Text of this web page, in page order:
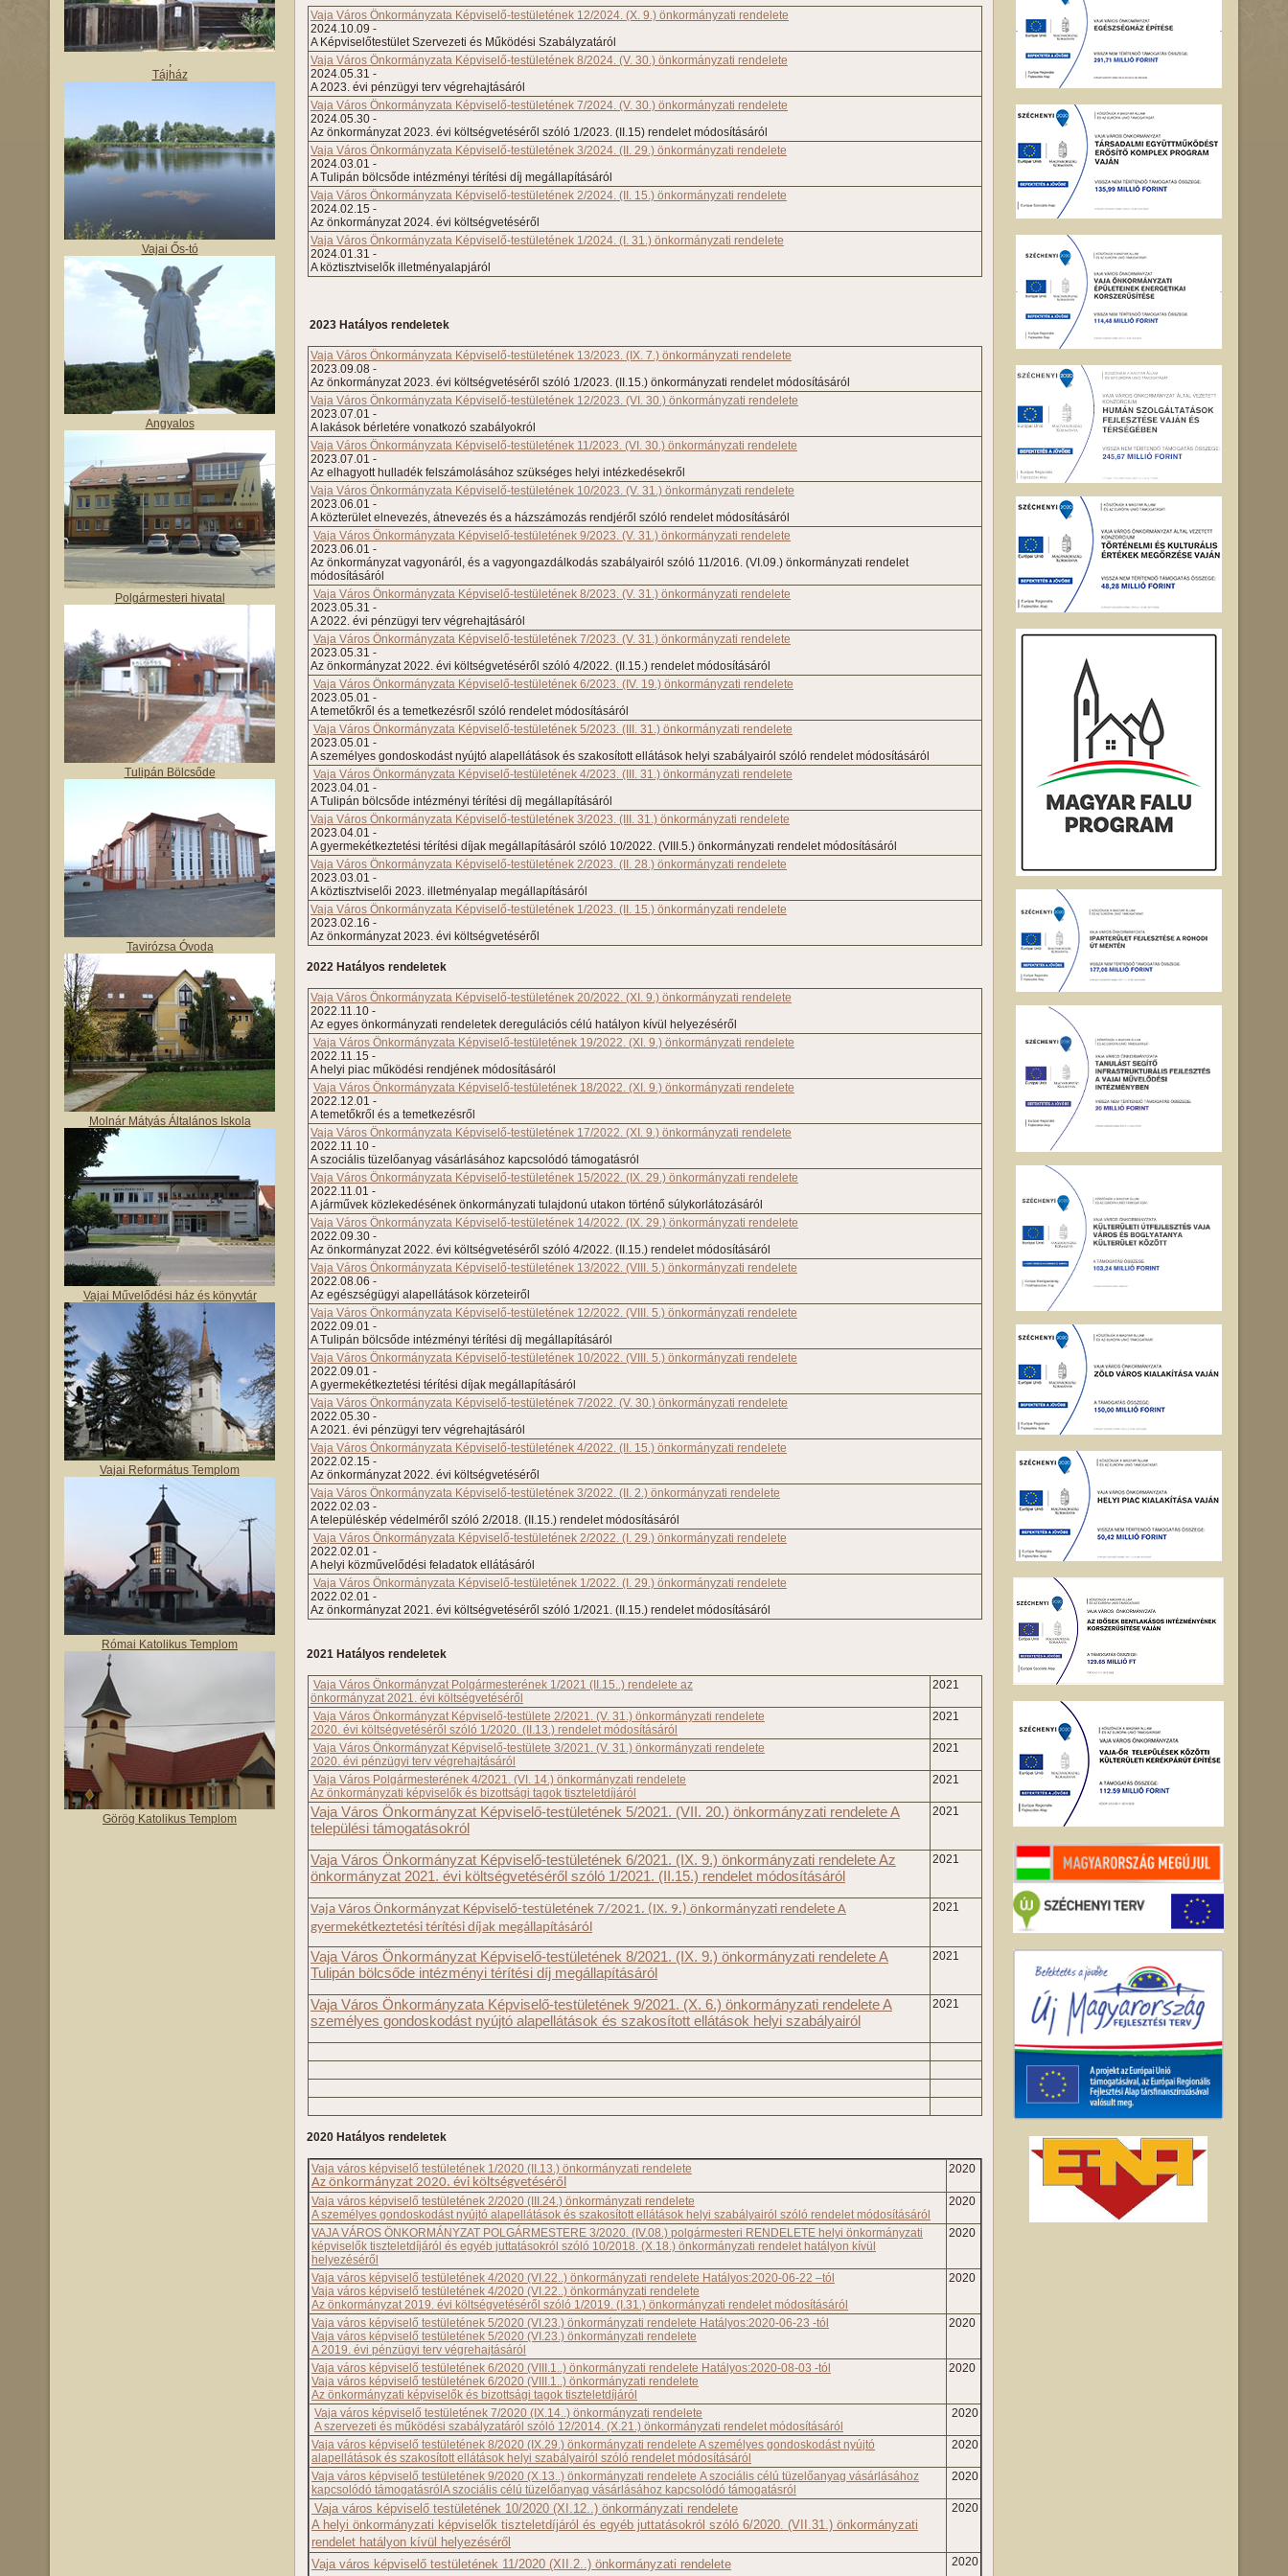
,
Tájház
Vajai Ős-tó
Angyalos
Polgármesteri hivatal
Tulipán Bölcsőde
Tavirózsa Óvoda
Molnár Mátyás Általános Iskola
Vajai Művelődési ház és könyvtár
Vajai Református Templom
Római Katolikus Templom
Görög Katolikus Templom
Vaja Város Önkormányzata Képviselő-testületének 12/2024. (X. 9.) önkormányzati rendelete
2024.10.09 -
A Képviselőtestület Szervezeti és Működési Szabályzatáról
Vaja Város Önkormányzata Képviselő-testületének 8/2024. (V. 30.) önkormányzati rendelete
2024.05.31 -
A 2023. évi pénzügyi terv végrehajtásáról
Vaja Város Önkormányzata Képviselő-testületének 7/2024. (V. 30.) önkormányzati rendelete
2024.05.30 -
Az önkormányzat 2023. évi költségvetéséről szóló 1/2023. (II.15) rendelet módosításáról
Vaja Város Önkormányzata Képviselő-testületének 3/2024. (II. 29.) önkormányzati rendelete
2024.03.01 -
A Tulipán bölcsőde intézményi térítési díj megállapításáról
Vaja Város Önkormányzata Képviselő-testületének 2/2024. (II. 15.) önkormányzati rendelete
2024.02.15 -
Az önkormányzat 2024. évi költségvetéséről
Vaja Város Önkormányzata Képviselő-testületének 1/2024. (I. 31.) önkormányzati rendelete
2024.01.31 -
A köztisztviselők illetményalapjáról
2023 Hatályos rendeletek
Vaja Város Önkormányzata Képviselő-testületének 13/2023. (IX. 7.) önkormányzati rendelete
2023.09.08 -
Az önkormányzat 2023. évi költségvetéséről szóló 1/2023. (II.15.) önkormányzati rendelet módosításáról
Vaja Város Önkormányzata Képviselő-testületének 12/2023. (VI. 30.) önkormányzati rendelete
2023.07.01 -
A lakások bérletére vonatkozó szabályokról
Vaja Város Önkormányzata Képviselő-testületének 11/2023. (VI. 30.) önkormányzati rendelete
2023.07.01 -
Az elhagyott hulladék felszámolásához szükséges helyi intézkedésekről
Vaja Város Önkormányzata Képviselő-testületének 10/2023. (V. 31.) önkormányzati rendelete
2023.06.01 -
A közterület elnevezés, átnevezés és a házszámozás rendjéről szóló rendelet módosításáról
Vaja Város Önkormányzata Képviselő-testületének 9/2023. (V. 31.) önkormányzati rendelete
2023.06.01 -
Az önkormányzat vagyonáról, és a vagyongazdálkodás szabályairól szóló 11/2016. (VI.09.) önkormányzati rendelet
módosításáról
Vaja Város Önkormányzata Képviselő-testületének 8/2023. (V. 31.) önkormányzati rendelete
2023.05.31 -
A 2022. évi pénzügyi terv végrehajtásáról
Vaja Város Önkormányzata Képviselő-testületének 7/2023. (V. 31.) önkormányzati rendelete
2023.05.31 -
Az önkormányzat 2022. évi költségvetéséről szóló 4/2022. (II.15.) rendelet módosításáról
Vaja Város Önkormányzata Képviselő-testületének 6/2023. (IV. 19.) önkormányzati rendelete
2023.05.01 -
A temetőkről és a temetkezésről szóló rendelet módosításáról
Vaja Város Önkormányzata Képviselő-testületének 5/2023. (III. 31.) önkormányzati rendelete
2023.05.01 -
A személyes gondoskodást nyújtó alapellátások és szakosított ellátások helyi szabályairól szóló rendelet módosításáról
Vaja Város Önkormányzata Képviselő-testületének 4/2023. (III. 31.) önkormányzati rendelete
2023.04.01 -
A Tulipán bölcsőde intézményi térítési díj megállapításáról
Vaja Város Önkormányzata Képviselő-testületének 3/2023. (III. 31.) önkormányzati rendelete
2023.04.01 -
A gyermekétkeztetési térítési díjak megállapításáról szóló 10/2022. (VIII.5.) önkormányzati rendelet módosításáról
Vaja Város Önkormányzata Képviselő-testületének 2/2023. (II. 28.) önkormányzati rendelete
2023.03.01 -
A köztisztviselői 2023. illetményalap megállapításáról
Vaja Város Önkormányzata Képviselő-testületének 1/2023. (II. 15.) önkormányzati rendelete
2023.02.16 -
Az önkormányzat 2023. évi költségvetéséről
2022 Hatályos rendeletek
Vaja Város Önkormányzata Képviselő-testületének 20/2022. (XI. 9.) önkormányzati rendelete
2022.11.10 -
Az egyes önkormányzati rendeletek deregulációs célú hatályon kívül helyezéséről
Vaja Város Önkormányzata Képviselő-testületének 19/2022. (XI. 9.) önkormányzati rendelete
2022.11.15 -
A helyi piac működési rendjének módosításáról
Vaja Város Önkormányzata Képviselő-testületének 18/2022. (XI. 9.) önkormányzati rendelete
2022.12.01 -
A temetőkről és a temetkezésről
Vaja Város Önkormányzata Képviselő-testületének 17/2022. (XI. 9.) önkormányzati rendelete
2022.11.10 -
A szociális tüzelőanyag vásárlásához kapcsolódó támogatásról
Vaja Város Önkormányzata Képviselő-testületének 15/2022. (IX. 29.) önkormányzati rendelete
2022.11.01 -
A járművek közlekedésének önkormányzati tulajdonú utakon történő súlykorlátozásáról
Vaja Város Önkormányzata Képviselő-testületének 14/2022. (IX. 29.) önkormányzati rendelete
2022.09.30 -
Az önkormányzat 2022. évi költségvetéséről szóló 4/2022. (II.15.) rendelet módosításáról
Vaja Város Önkormányzata Képviselő-testületének 13/2022. (VIII. 5.) önkormányzati rendelete
2022.08.06 -
Az egészségügyi alapellátások körzeteiről
Vaja Város Önkormányzata Képviselő-testületének 12/2022. (VIII. 5.) önkormányzati rendelete
2022.09.01 -
A Tulipán bölcsőde intézményi térítési díj megállapításáról
Vaja Város Önkormányzata Képviselő-testületének 10/2022. (VIII. 5.) önkormányzati rendelete
2022.09.01 -
A gyermekétkeztetési térítési díjak megállapításáról
Vaja Város Önkormányzata Képviselő-testületének 7/2022. (V. 30.) önkormányzati rendelete
2022.05.30 -
A 2021. évi pénzügyi terv végrehajtásáról
Vaja Város Önkormányzata Képviselő-testületének 4/2022. (II. 15.) önkormányzati rendelete
2022.02.15 -
Az önkormányzat 2022. évi költségvetéséről
Vaja Város Önkormányzata Képviselő-testületének 3/2022. (II. 2.) önkormányzati rendelete
2022.02.03 -
A településkép védelméről szóló 2/2018. (II.15.) rendelet módosításáról
Vaja Város Önkormányzata Képviselő-testületének 2/2022. (I. 29.) önkormányzati rendelete
2022.02.01 -
A helyi közművelődési feladatok ellátásáról
Vaja Város Önkormányzata Képviselő-testületének 1/2022. (I. 29.) önkormányzati rendelete
2022.02.01 -
Az önkormányzat 2021. évi költségvetéséről szóló 1/2021. (II.15.) rendelet módosításáról
2021 Hatályos rendeletek
Vaja Város Önkormányzat Polgármesterének 1/2021 (II.15..) rendelete az
önkormányzat 2021. évi költségvetéséről
2021
Vaja Város Önkormányzat Képviselő-testülete 2/2021. (V. 31.) önkormányzati rendelete
2020. évi költségvetéséről szóló 1/2020. (II.13.) rendelet módosításáról
2021
Vaja Város Önkormányzat Képviselő-testülete 3/2021. (V. 31.) önkormányzati rendelete
2020. évi pénzügyi terv végrehajtásáról
2021
Vaja Város Polgármesterének 4/2021. (VI. 14.) önkormányzati rendelete
Az önkormányzati képviselők és bizottsági tagok tiszteletdíjáról
2021
Vaja Város Önkormányzat Képviselő-testületének 5/2021. (VII. 20.) önkormányzati rendelete A
települési támogatásokról
2021
Vaja Város Önkormányzat Képviselő-testületének 6/2021. (IX. 9.) önkormányzati rendelete Az
önkormányzat 2021. évi költségvetéséről szóló 1/2021. (II.15.) rendelet módosításáról
2021
Vaja Város Önkormányzat Képviselő-testületének 7/2021. (IX. 9.) önkormányzati rendelete A
gyermekétkeztetési térítési díjak megállapításáról
2021
Vaja Város Önkormányzat Képviselő-testületének 8/2021. (IX. 9.) önkormányzati rendelete A
Tulipán bölcsőde intézményi térítési díj megállapításáról
2021
Vaja Város Önkormányzata Képviselő-testületének 9/2021. (X. 6.) önkormányzati rendelete A
személyes gondoskodást nyújtó alapellátások és szakosított ellátások helyi szabályairól
2021
2020 Hatályos rendeletek
Vaja város képviselő testületének 1/2020 (II.13.) önkormányzati rendelete
Az önkormányzat 2020. évi költségvetéséről
2020
Vaja város képviselő testületének 2/2020 (III.24.) önkormányzati rendelete
A személyes gondoskodást nyújtó alapellátások és szakosított ellátások helyi szabályairól szóló rendelet módosításáról
2020
VAJA VÁROS ÖNKORMÁNYZAT POLGÁRMESTERE 3/2020. (IV.08.) polgármesteri RENDELETE helyi önkormányzati
képviselők tiszteletdíjáról és egyéb juttatásokról szóló 10/2018. (X.18.) önkormányzati rendelet hatályon kívül
helyezéséről
2020
Vaja város képviselő testületének 4/2020 (VI.22..) önkormányzati rendelete Hatályos:2020-06-22 –tól
Vaja város képviselő testületének 4/2020 (VI.22..) önkormányzati rendelete
Az önkormányzat 2019. évi költségvetéséről szóló 1/2019. (I.31.) önkormányzati rendelet módosításáról
2020
Vaja város képviselő testületének 5/2020 (VI.23.) önkormányzati rendelete Hatályos:2020-06-23 -tól
Vaja város képviselő testületének 5/2020 (VI.23.) önkormányzati rendelete
A 2019. évi pénzügyi terv végrehajtásáról
2020
Vaja város képviselő testületének 6/2020 (VIII.1..) önkormányzati rendelete Hatályos:2020-08-03 -tól
Vaja város képviselő testületének 6/2020 (VIII.1..) önkormányzati rendelete
Az önkormányzati képviselők és bizottsági tagok tiszteletdíjáról
2020
Vaja város képviselő testületének 7/2020 (IX.14..) önkormányzati rendelete
A szervezeti és működési szabályzatáról szóló 12/2014. (X.21.) önkormányzati rendelet módosításáról
2020
Vaja város képviselő testületének 8/2020 (IX.29.) önkormányzati rendelete A személyes gondoskodást nyújtó
alapellátások és szakosított ellátások helyi szabályairól szóló rendelet módosításáról
2020
Vaja város képviselő testületének 9/2020 (X.13..) önkormányzati rendelete A szociális célú tüzelőanyag vásárlásához
kapcsolódó támogatásrólA szociális célú tüzelőanyag vásárlásához kapcsolódó támogatásról
2020
Vaja város képviselő testületének 10/2020 (XI.12..) önkormányzati rendelete
A helyi önkormányzati képviselők tiszteletdíjáról és egyéb juttatásokról szóló 6/2020. (VII.31.) önkormányzati
rendelet hatályon kívül helyezéséről
2020
Vaja város képviselő testületének 11/2020 (XII.2..) önkormányzati rendelete
2020